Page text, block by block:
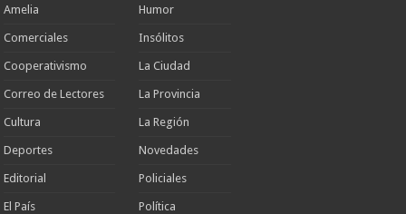
Amelia
Comerciales
Cooperativismo
Correo de Lectores
Cultura
Deportes
Editorial
El País
Humor
Insólitos
La Ciudad
La Provincia
La Región
Novedades
Policiales
Política